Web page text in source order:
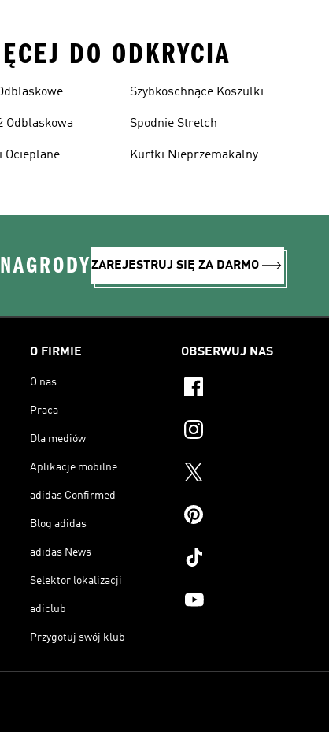
DO ODKRYCIA
Odblaskowa
Ocieplane
Szybkoschnące Koszulki
Spodnie Stretch
Kurtki Nieprzemakalny
ZAREJESTRUJ SIĘ ZA DARMO
O FIRMIE
O nas
Praca
Dla mediów
Aplikacje mobilne
adidas Confirmed
Blog adidas
adidas News
Selektor lokalizacji
adiclub
Przygotuj swój klub
OBSERWUJ NAS